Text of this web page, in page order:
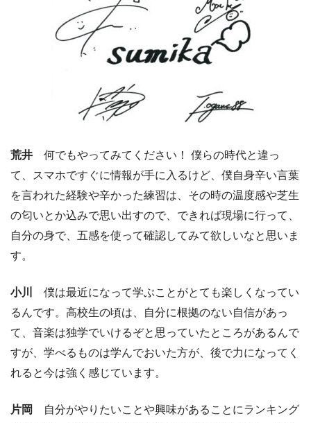
荒井 何でもやってみてください！ 僕らの時代と違っ
て、スマホですぐに情報が手に入るけど、僕自身辛い言葉
を言われた経験や辛かった練習は、その時の温度感や芝生
の匂いとか込みで思い出すので、できれば現場に行って、
自分の身で、五感を使って確認してみて欲しいなと思いま
す。
小川
僕は最近になって学ぶことがとても楽しくなってい
るんです。高校生の頃は、自分に根拠のない自信があっ
て、音楽は独学でいけるぞと思っていたところがあるんで
すが、学べるものは学んでおいた方が、後で力になってく
れると今は強く感じています。
片岡
自分がやりたいことや興味があることにランキング